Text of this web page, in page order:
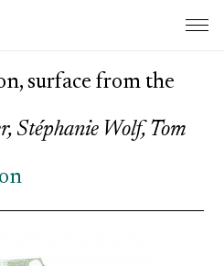
surface from the
Stéphanie Wolf, Tom